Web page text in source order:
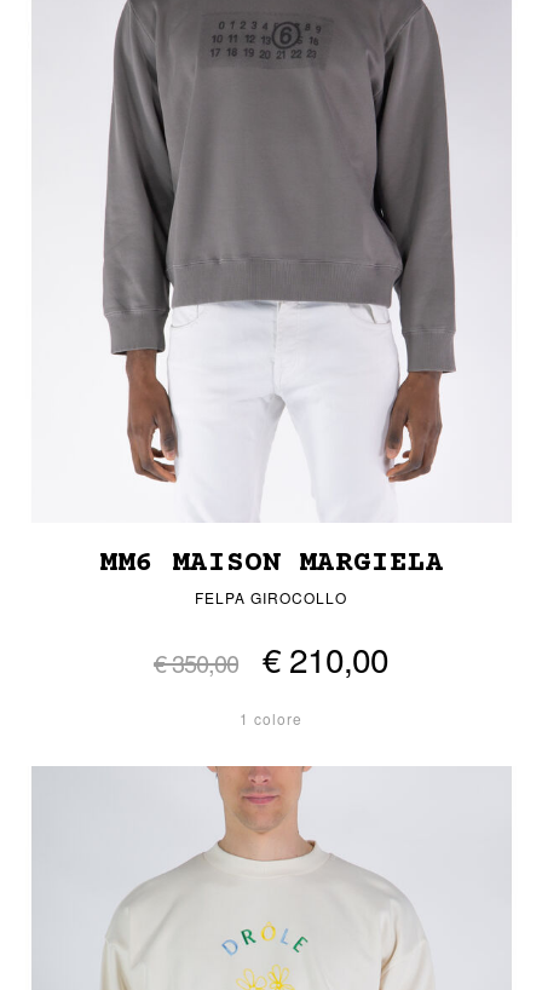
MM6 MAISON MARGIELA
FELPA GIROCOLLO
€ 350,00 € 210,00
1 colore